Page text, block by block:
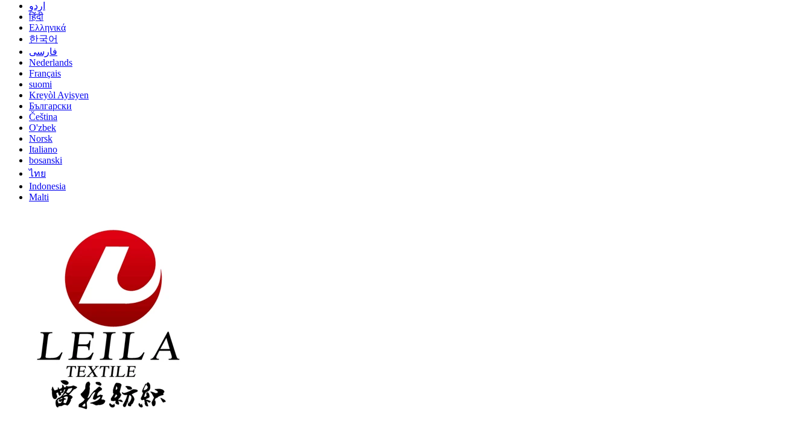
اردو
हिंदी
Ελληνικά
한국어
فارسی
Nederlands
Français
suomi
Kreyòl Ayisyen
Български
Čeština
O'zbek
Norsk
Italiano
bosanski
ไทย
Indonesia
Malti